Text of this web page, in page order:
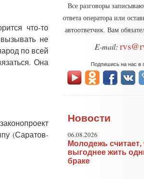
что-то
не
по всей
Она
(Саратов-
Все разговоры
ответа оператора или
автоответчик. Вам
E-mail:
Подпишись на нас в
Новости
06.08.2026
Молодежь считает,
выгоднее жить
браке